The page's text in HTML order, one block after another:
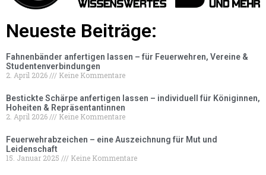
Neueste Beiträge:
Fahnenbänder anfertigen lassen – für Feuerwehren, Vereine &
Studentenverbindungen
2. April 2026
Keine Kommentare
Bestickte Schärpe anfertigen lassen – individuell für Königinnen,
Hoheiten & Repräsentantinnen
2. April 2026
Keine Kommentare
Feuerwehrabzeichen – eine Auszeichnung für Mut und
Leidenschaft
15. Januar 2025
Keine Kommentare